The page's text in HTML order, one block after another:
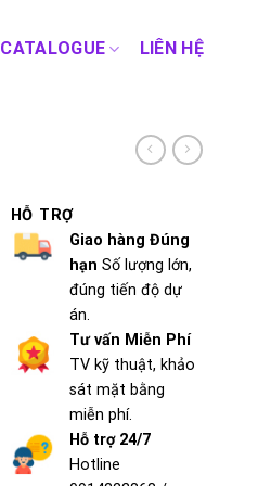
CATALOGUE LIÊN HỆ
HỖ TRỢ
Giao hàng Đúng
hạn Số lượng lớn,
đúng tiến độ dự
án.
Tư vấn Miễn Phí
TV kỹ thuật, khảo
sát mặt bằng
miễn phí.
Hỗ trợ 24/7
Hotline